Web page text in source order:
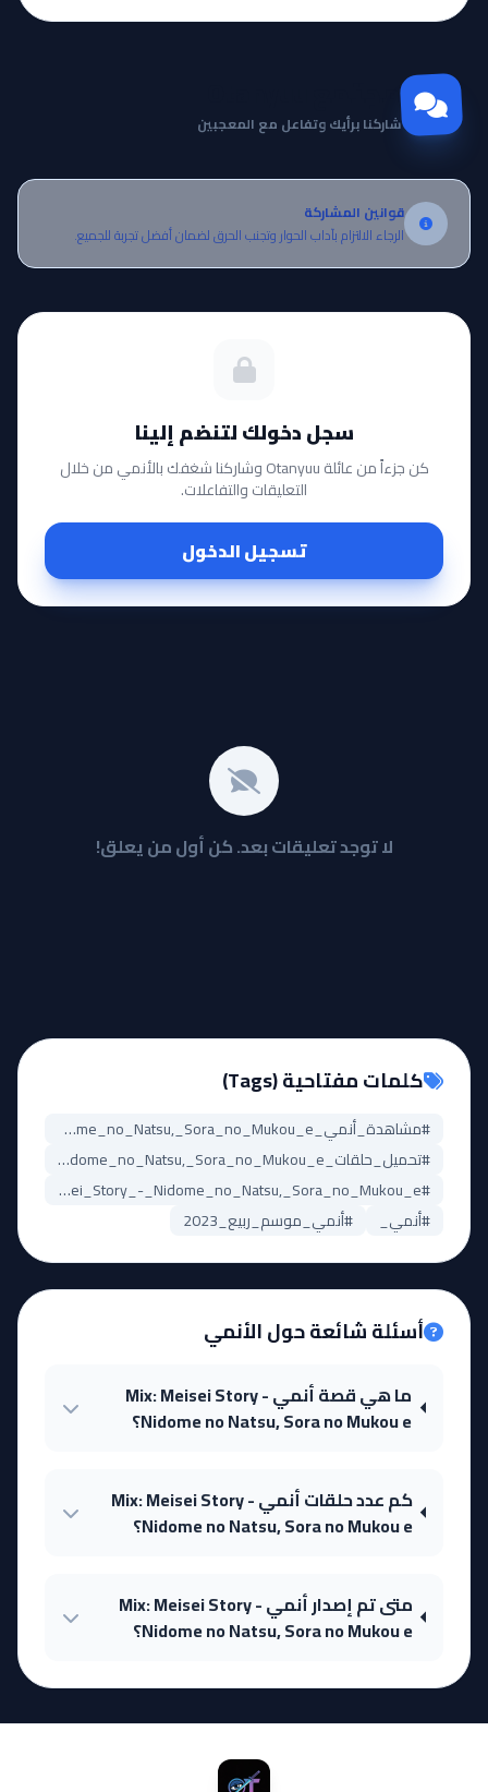
مجتمع Otanyuu
شاركنا برأيك وتفاعل مع المعجبين
قوانين المشاركة
الرجاء الالتزام بآداب الحوار وتجنب الحرق لضمان أفضل تجربة للجميع.
سجل دخولك لتنضم إلينا
كن جزءاً من عائلة Otanyuu وشاركنا شغفك بالأنمي من خلال
التعليقات والتفاعلات.
تسجيل الدخول
لا توجد تعليقات بعد. كن أول من يعلق!
كلمات مفتاحية (Tags)
#مشاهدة_أنمي_Mix:_Meisei_Story_-_Nidome_no_Natsu,_Sora_no_Mukou_e
#تحميل_حلقات_Mix:_Meisei_Story_-_Nidome_no_Natsu,_Sora_no_Mukou_e
#Mix:_Meisei_Story_-_Nidome_no_Natsu,_Sora_no_Mukou_e_مترجم
#أنمي_
#أنمي_موسم_ربيع_2023
أسئلة شائعة حول الأنمي
ما هي قصة أنمي Mix: Meisei Story -
Nidome no Natsu, Sora no Mukou e؟
كم عدد حلقات أنمي Mix: Meisei Story -
Nidome no Natsu, Sora no Mukou e؟
متى تم إصدار أنمي Mix: Meisei Story -
Nidome no Natsu, Sora no Mukou e؟